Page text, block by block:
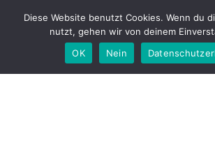
Diese Website benutzt Cookies. Wenn du
nutzt, gehen wir von deinem
OK
Nein